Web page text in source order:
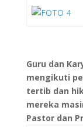
Guru dan
mengikuti
tertib dan
mereka
Pastor dan